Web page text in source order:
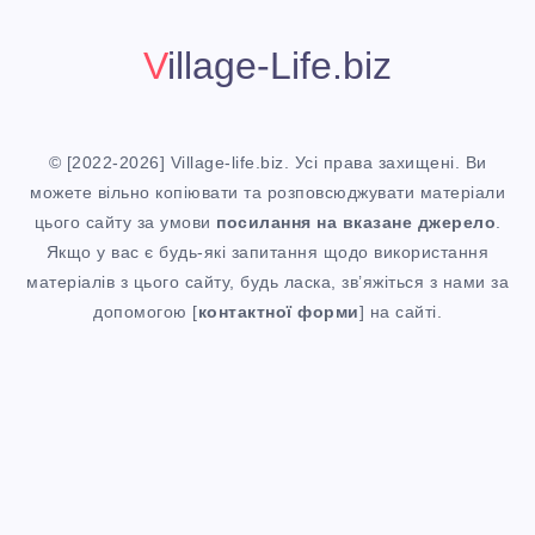
Л
І
Н
Е
С
Д
О
З
У
Village-Life.biz
© [2022-2026] Village-life.biz. Усі права захищені. Ви
можете вільно копіювати та розповсюджувати матеріали
цього сайту за умови посилання на вказане джерело.
Якщо у вас є будь-які запитання щодо використання
матеріалів з цього сайту, будь ласка, зв’яжіться з нами за
допомогою [контактної форми] на сайті.